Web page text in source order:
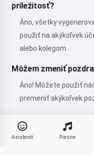
príležitosť?
Áno, všetky
použiť na akýkoľvek
alebo kolegom.
Môžem zmeniť
Áno! Môžete použiť
premeniť akýkoľvek
Asistenti Piesne